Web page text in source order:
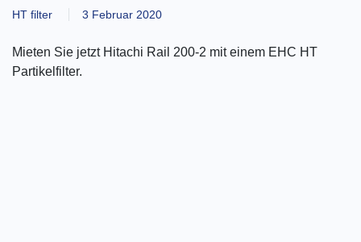
HT filter 3 Februar 2020
Mieten Sie jetzt Hitachi Rail 200-2 mit einem EHC HT
Partikelfilter.